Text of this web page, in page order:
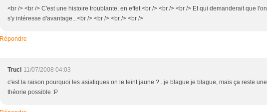
<br /> <br /> C'est une histoire troublante, en effet.<br /> <br /> <br /> Et qui demanderait que l'on
s'y intéresse d'avantage...<br /> <br /> <br /> <br />
Répondre
Truci 11/07/2008 04:03
c'est la raison pourquoi les asiatiques on le teint jaune ?...je blague je blague, mais ça reste une
théorie possible :P